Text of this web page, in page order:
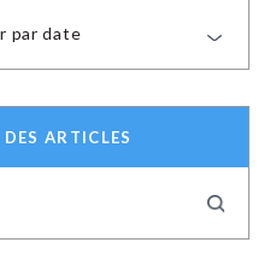
par date
DES ARTICLES